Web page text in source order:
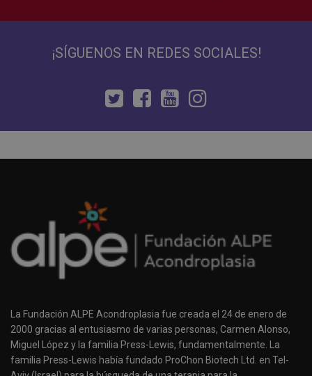
¡SÍGUENOS EN REDES SOCIALES!
La Fundación ALPE Acondroplasia fue creada el 24 de enero de
2000 gracias al entusiasmo de varias personas, Carmen Alonso,
Miguel López y la familia Press-Lewis, fundamentalmente. La
familia Press-Lewis había fundado ProChon Biotech Ltd. en Tel-